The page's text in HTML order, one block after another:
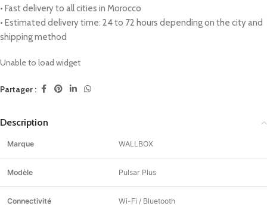
• Fast delivery to all cities in Morocco
• Estimated delivery time: 24 to 72 hours depending on the city and
shipping method
Unable to load widget
Partager :
Description
Marque WALLBOX
Modèle Pulsar Plus
Connectivité Wi-Fi / Bluetooth